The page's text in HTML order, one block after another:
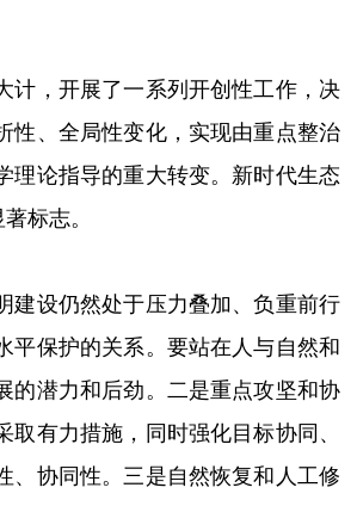
，开展了一系列开创性工作，决
性、全局性变化，实现由重点整治
理论指导的重大转变。新时代生态
标志。
设仍然处于压力叠加、负重前行
平保护的关系。要站在人与自然和
的潜力和后劲。二是重点攻坚和协
有力措施，同时强化目标协同、
、协同性。三是自然恢复和人工修